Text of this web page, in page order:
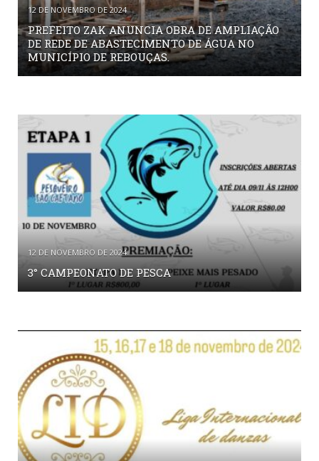
12 DE NOVEMBRO DE 2024
PREFEITO ZAK ANUNCIA OBRA DE AMPLIAÇÃO
DE REDE DE ABASTECIMENTO DE ÁGUA NO
MUNICÍPIO DE REBOUÇAS.
12 DE NOVEMBRO DE 2024
3° CAMPEONATO DE PESCA